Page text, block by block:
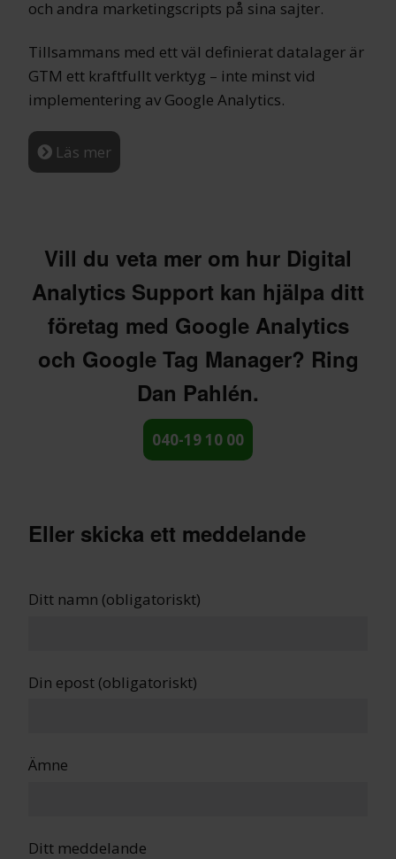
och andra marketingscripts på sina sajter.
Tillsammans med ett väl definierat datalager är
GTM ett kraftfullt verktyg – inte minst vid
implementering av Google Analytics.
Läs mer
Vill du veta mer om hur Digital
Analytics Support kan hjälpa ditt
företag med Google Analytics
och Google Tag Manager? Ring
Dan Pahlén.
040-19 10 00
Eller skicka ett meddelande
Ditt namn (obligatoriskt)
Din epost (obligatoriskt)
Ämne
Ditt meddelande